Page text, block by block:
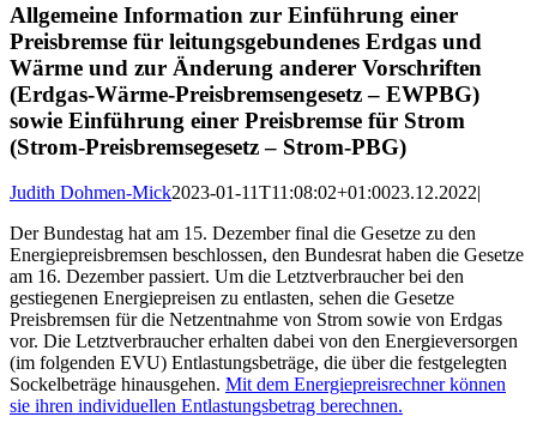
Allgemeine Information zur Einführung einer
Preisbremse für leitungsgebundenes Erdgas und
Wärme und zur Änderung anderer Vorschriften
(Erdgas-Wärme-Preisbremsengesetz – EWPBG)
sowie Einführung einer Preisbremse für Strom
(Strom-Preisbremsegesetz – Strom-PBG)
Judith Dohmen-Mick2023-01-11T11:08:02+01:0023.12.2022|
Der Bundestag hat am 15. Dezember final die Gesetze zu den
Energiepreisbremsen beschlossen, den Bundesrat haben die Gesetze
am 16. Dezember passiert. Um die Letztverbraucher bei den
gestiegenen Energiepreisen zu entlasten, sehen die Gesetze
Preisbremsen für die Netzentnahme von Strom sowie von Erdgas
vor. Die Letztverbraucher erhalten dabei von den Energieversorgen
(im folgenden EVU) Entlastungsbeträge, die über die festgelegten
Sockelbeträge hinausgehen. Mit dem Energiepreisrechner können
sie ihren individuellen Entlastungsbetrag berechnen.